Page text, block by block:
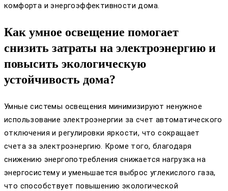
комфорта и энергоэффективности дома.
Как умное освещение помогает
снизить затраты на электроэнергию и
повысить экологическую
устойчивость дома?
Умные системы освещения минимизируют ненужное
использование электроэнергии за счет автоматического
отключения и регулировки яркости, что сокращает
счета за электроэнергию. Кроме того, благодаря
снижению энергопотребления снижается нагрузка на
энергосистему и уменьшается выброс углекислого газа,
что способствует повышению экологической